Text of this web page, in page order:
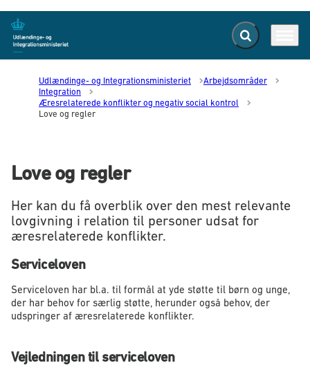
Gå til forsiden Fold søgefelt ud
Udlændinge- og Integrationsministeriet
Arbejdsområder
Integration
Æresrelaterede konflikter og negativ social kontrol
Love og regler
Love og regler
Her kan du få overblik over den mest relevante
lovgivning i relation til personer udsat for
æresrelaterede konflikter.
Serviceloven
Serviceloven har bl.a. til formål at yde støtte til børn og unge,
der har behov for særlig støtte, herunder også behov, der
udspringer af æresrelaterede konflikter.
Vejledningen til serviceloven